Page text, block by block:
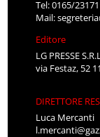
Tel: 0165/
Mail:
Editore
LG PRESSE
via Festaz, 52
DIRETTORE
Luca Mercanti